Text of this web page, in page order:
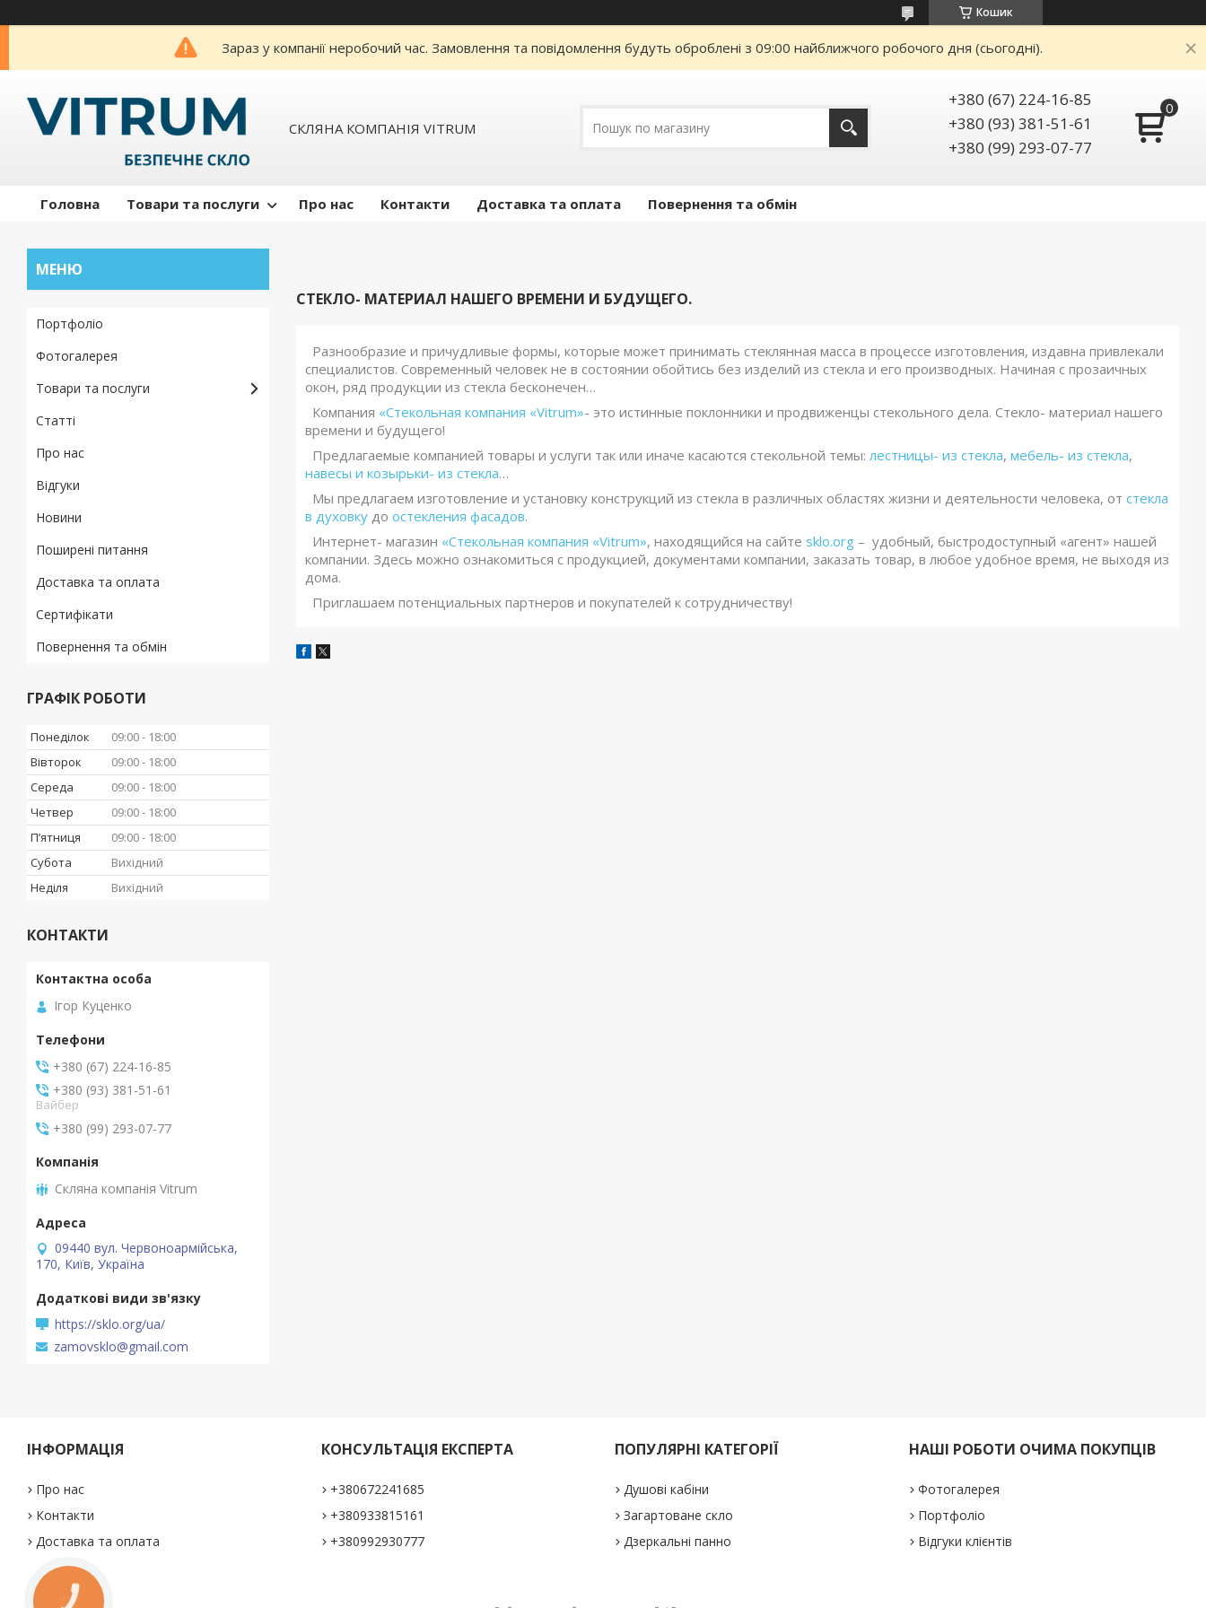
Кошик
Зараз у компанії неробочий час. Замовлення та повідомлення будуть оброблені з 09:00 найближчого робочого дня (сьогодні).
СКЛЯНА КОМПАНІЯ VITRUM
+380 (67) 224-16-85
+380 (93) 381-51-61
+380 (99) 293-07-77
Головна Товари та послуги Про нас Контакти Доставка та оплата Повернення та обмін
СТЕКЛО- МАТЕРИАЛ НАШЕГО ВРЕМЕНИ И БУДУЩЕГО.
Разнообразие и причудливые формы, которые может принимать стеклянная масса в процессе изготовления, издавна привлекали
специалистов. Современный человек не в состоянии обойтись без изделий из стекла и его производных. Начиная с прозаичных
окон, ряд продукции из стекла бесконечен…
Компания «Стекольная компания «Vitrum»- это истинные поклонники и продвиженцы стекольного дела. Стекло- материал нашего
времени и будущего!
Предлагаемые компанией товары и услуги так или иначе касаются стекольной темы:лестницы- из стекла, мебель- из стекла,
навесы и козырьки- из стекла…
Мы предлагаем изготовление и установку конструкций из стекла в различных областях жизни и деятельности человека, от стекла
в духовку до остекления фасадов.
Интернет- магазин «Стекольная компания «Vitrum», находящийся на сайте sklo.org – удобный, быстродоступный «агент» нашей
компании. Здесь можно ознакомиться с продукцией, документами компании, заказать товар, в любое удобное время, не выходя из
дома.
Приглашаем потенциальных партнеров и покупателей к сотрудничеству!
Портфоліо
Фотогалерея
Товари та послуги
Статті
Про нас
Відгуки
Новини
Поширені питання
Доставка та оплата
Сертифікати
Повернення та обмін
ГРАФІК РОБОТИ
Понеділок 09:00
18:00
Вівторок
09:00
18:00
Середа
09:00
18:00
Четвер
09:00
18:00
Пʼятниця
09:00
18:00
Субота
Вихідний
Неділя
Вихідний
КОНТАКТИ
Ігор Куценко
+380 (67) 224-16-85
+380 (93) 381-51-61
Вайбер
+380 (99) 293-07-77
Скляна компанія Vitrum
09440 вул. Червоноармійська,
170, Київ, Україна
https://sklo.org/ua/
zamovsklo@gmail.com
ІНФОРМАЦІЯ
Про нас
Контакти
Доставка та оплата
КОНСУЛЬТАЦІЯ ЕКСПЕРТА
+380672241685
+380933815161
+380992930777
ПОПУЛЯРНІ КАТЕГОРІЇ
Душові кабіни
Загартоване скло
Дзеркальні панно
НАШІ РОБОТИ ОЧИМА ПОКУПЦІВ
Фотогалерея
Портфоліо
Відгуки клієнтів
КНОПКА
ЗВ'ЯЗКУ